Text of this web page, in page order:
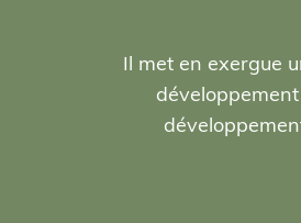
Il met en exergue